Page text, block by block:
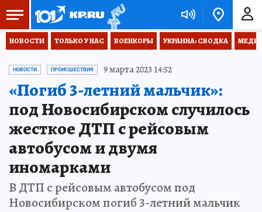
НОВОСТИ ТОЛЬКО У НАС ВОЕНКОРЫ УКРАИНА: СВОДКА
НОВОСТИ ПРОИСШЕСТВИЯ 9 марта 2023 14:52
«Погиб 3-летний мальчик»:
под Новосибирском случилось
жесткое ДТП с рейсовым
автобусом и двумя
иномарками
В ДТП с рейсовым автобусом под
Новосибирском погиб 3-летний мальчик